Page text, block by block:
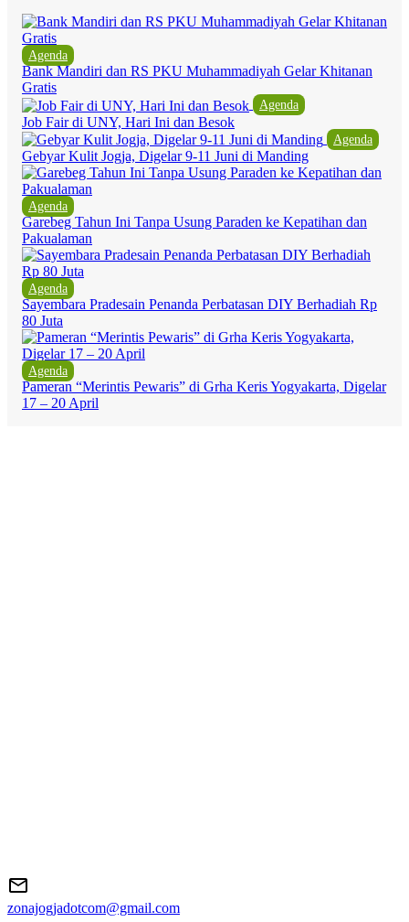
Agenda
Bank Mandiri dan RS PKU Muhammadiyah Gelar Khitanan
Gratis
Agenda
Job Fair di UNY, Hari Ini dan Besok
Agenda
Gebyar Kulit Jogja, Digelar 9-11 Juni di Manding
Agenda
Garebeg Tahun Ini Tanpa Usung Paraden ke Kepatihan dan
Pakualaman
Agenda
Sayembara Pradesain Penanda Perbatasan DIY Berhadiah Rp
80 Juta
Agenda
Pameran “Merintis Pewaris” di Grha Keris Yogyakarta, Digelar
17 – 20 April
zonajogjadotcom@gmail.com